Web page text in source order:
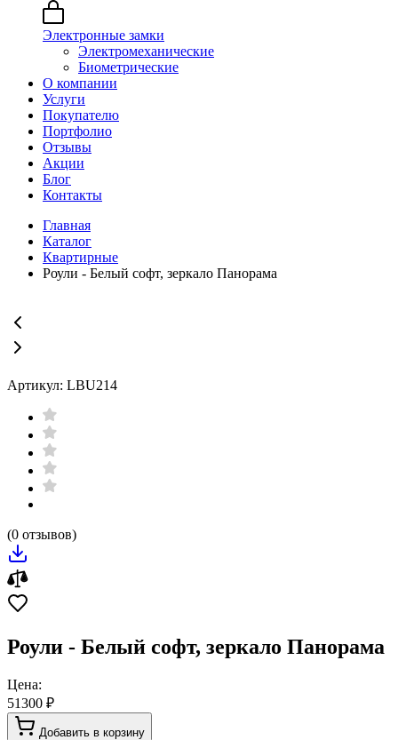
Электронные замки
Электромеханические
Биометрические
О компании
Услуги
Покупателю
Портфолио
Отзывы
Акции
Блог
Контакты
Главная
Каталог
Квартирные
Роули - Белый софт, зеркало Панорама
Артикул: LBU214
(0 отзывов)
Роули - Белый софт, зеркало Панорама
Цена:
51300 ₽
Добавить в корзину